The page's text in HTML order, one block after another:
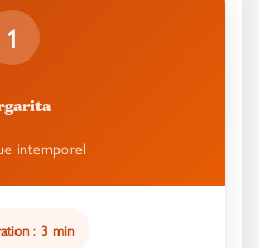
1
intemporel
: 3 min